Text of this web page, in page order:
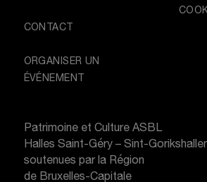
CONTACT
ORGANISER UN
ÉVÉNEMENT
Patrimoine et Culture ASBL
Halles Saint-Géry – Sint-
soutenues par la Région
de Bruxelles-Capitale